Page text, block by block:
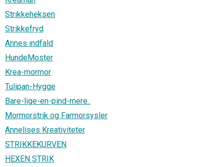
Strikkeheksen
Strikkefryd
Annes indfald
HundeMoster
Krea-mormor
Tulipan-Hygge
Bare-lige-en-pind-mere..
Mormorstrik og Farmorsysler
Annelises Kreativiteter
STRIKKEKURVEN
HEXEN STRIK